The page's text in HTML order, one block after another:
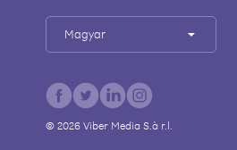
Magyar
© 2026Viber Media S.à r.l.